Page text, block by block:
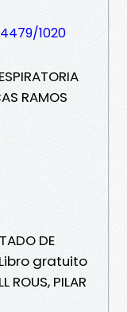
1020
RAMOS
DE
Libro gratuito
ROUS, PILAR